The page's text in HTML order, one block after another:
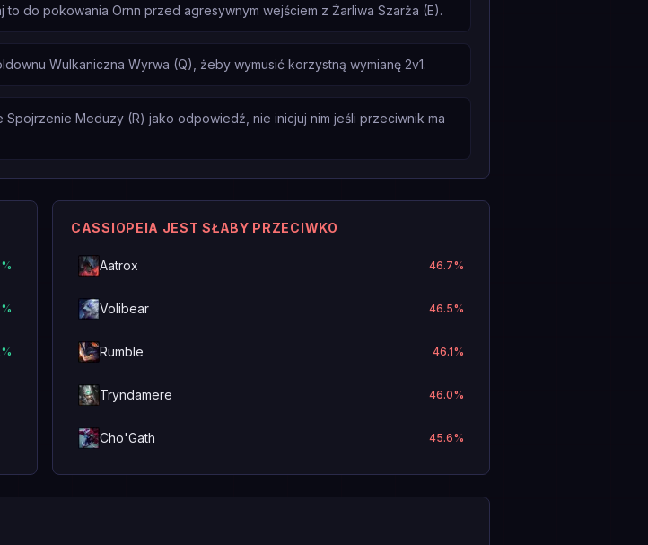
do pokowania Ornn przed agresywnym wejściem z Żarliwa Szarża (E).
Wulkaniczna Wyrwa (Q), żeby wymusić korzystną wymianę 2v1.
Meduzy (R) jako odpowiedź, nie inicjuj nim jeśli przeciwnik ma
%
%
%
CASSIOPEIA JEST SŁABY PRZECIWKO
Aatrox 46.7%
Volibear 46.5%
Rumble 46.1%
Tryndamere 46.0%
Cho'Gath 45.6%